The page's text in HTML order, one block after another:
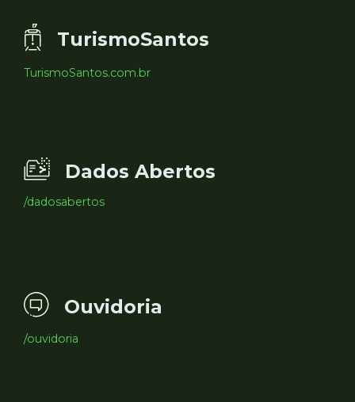
TurismoSantos
TurismoSantos.com.br
Dados Abertos
/dadosabertos
Ouvidoria
/ouvidoria